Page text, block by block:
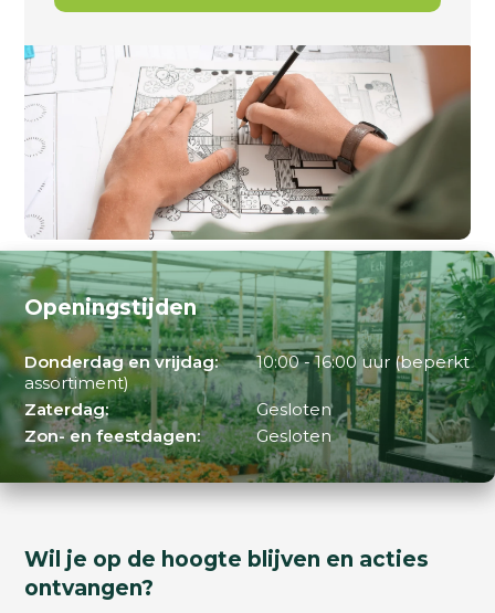
Openingstijden
Donderdag en vrijdag:
10:00 - 16:00 uur (beperkt
assortiment)
Zaterdag:
Gesloten
Zon- en feestdagen:
Gesloten
Wil je op de hoogte blijven en acties
ontvangen?